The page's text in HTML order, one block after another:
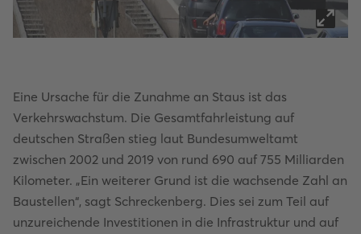
Eine Ursache für die Zunahme an Staus ist das
Verkehrswachstum. Die Gesamtfahrleistung auf
deutschen Straßen stieg laut Bundesumweltamt
zwischen 2002 und 2019 von rund 690 auf 755 Milliarden
Kilometer. „Ein weiterer Grund ist die wachsende Zahl an
Baustellen“, sagt Schreckenberg. Dies sei zum Teil auf
unzureichende Investitionen in die Infrastruktur und auf